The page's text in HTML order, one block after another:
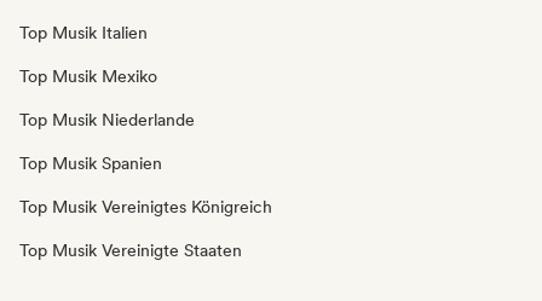
Top Musik Italien
Top Musik Mexiko
Top Musik Niederlande
Top Musik Spanien
Top Musik Vereinigtes Königreich
Top Musik Vereinigte Staaten